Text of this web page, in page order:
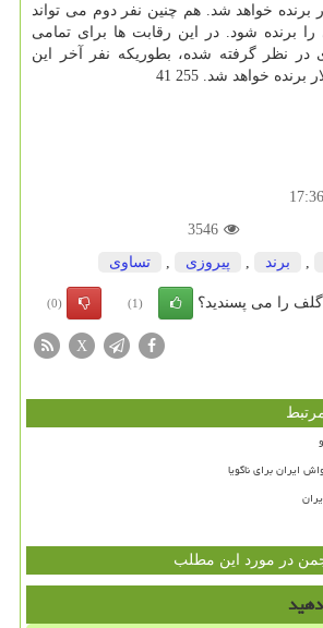
هزار دلار برنده خواهد شد. هم چنین نفر دوم می تواند
دلاری را برنده شود. در این رقابت ها برای تمامی
در نظر گرفته شده، بطوریکه نفر آخر این
3546
برند پیروزی تساوی
را می پسندید؟ (1)
(0)
X
ایران برای ناگویا
در مورد این مطلب